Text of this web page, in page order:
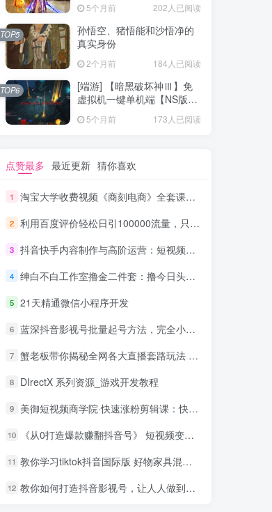
5个月前 202人已阅读
孙悟空、猪悟能和沙悟净的
真实身份
2个月前 184人已阅读
TOP5
[端游] 【暗黑破坏神Ⅲ】免
虚拟机一键单机端【NS版
5个月前 173人已阅读
TOP6
点赞最多 最近更新 猜你喜欢
1 淘宝大学收费视频《商刻电商》全套课程（共16节）_电商运营教程
2 利用百度评价轻松日引100000流量，只要你是执行力强的人，日赚1000元完全没问_网赚教程
3 抖音快手内容制作与高阶运营：短视频涨粉+变现实战训练营
4 绅白不白工作室撸金二件套：撸今日头条原创收益+小红书一单利润40块项目
5 21天精通微信小程序开发
6 蓝深抖音影视号批量起号方法，完全小白带货变现，实操剪辑影视玩法（附软件）
7 蟹老板带你揭秘全网各大直播套路玩法 以及直播带货7大爆单玩法
8 DIrectX 系列资源_游戏开发教程
9 美御短视频商学院·快速涨粉剪辑课：快速突破涨粉1000的技巧，开启橱窗带货
10 《从0打造爆款赚翻抖音号》 短视频变现68个实操秘诀
11 教你学习tiktok抖音国际版 好物家具混剪【视频教程】
12 教你如何打造抖音影视号，让人人做到月入3万！（视频课程）